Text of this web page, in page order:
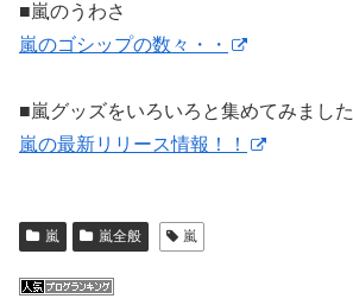
■嵐のうわさ
嵐のゴシップの数々・・
■嵐グッズをいろいろと集めてみました
嵐の最新リリース情報！！
嵐 嵐全般 嵐